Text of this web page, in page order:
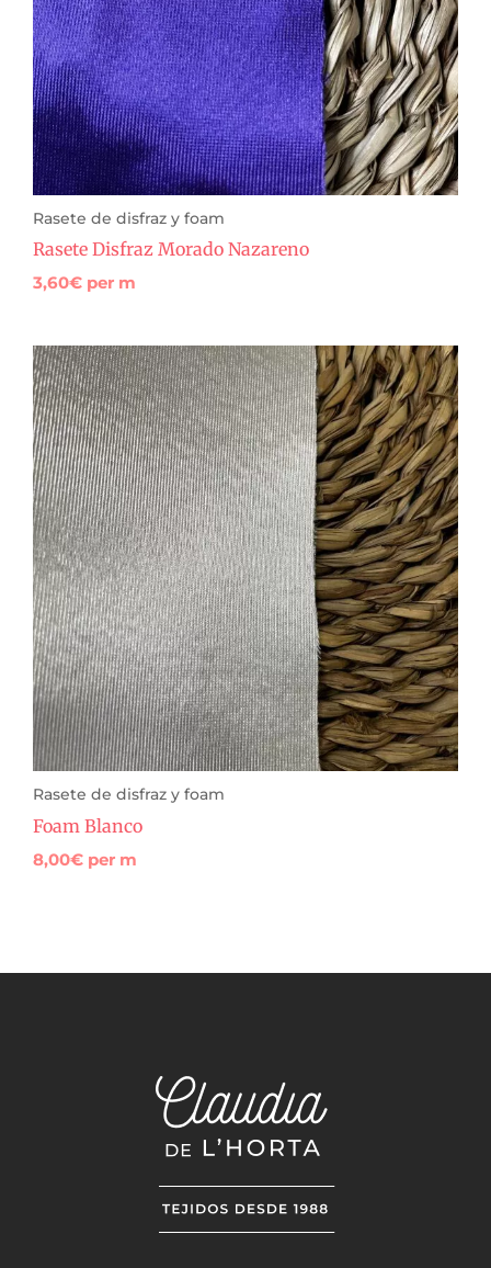
Rasete de disfraz y foam
Rasete Disfraz Morado Nazareno
3,60€ per m
Rasete de disfraz y foam
Foam Blanco
8,00€ per m